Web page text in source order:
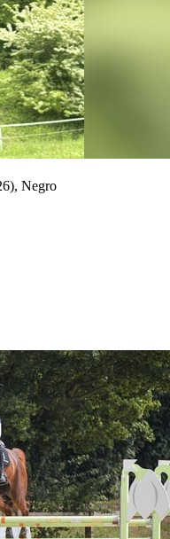
Negro